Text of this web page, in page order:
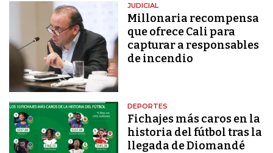
JUDICIAL
Millonaria recompensa
que ofrece Cali para
capturar a responsables
de incendio
DEPORTES
Fichajes más caros en la
historia del fútbol tras la
llegada de Diomandé